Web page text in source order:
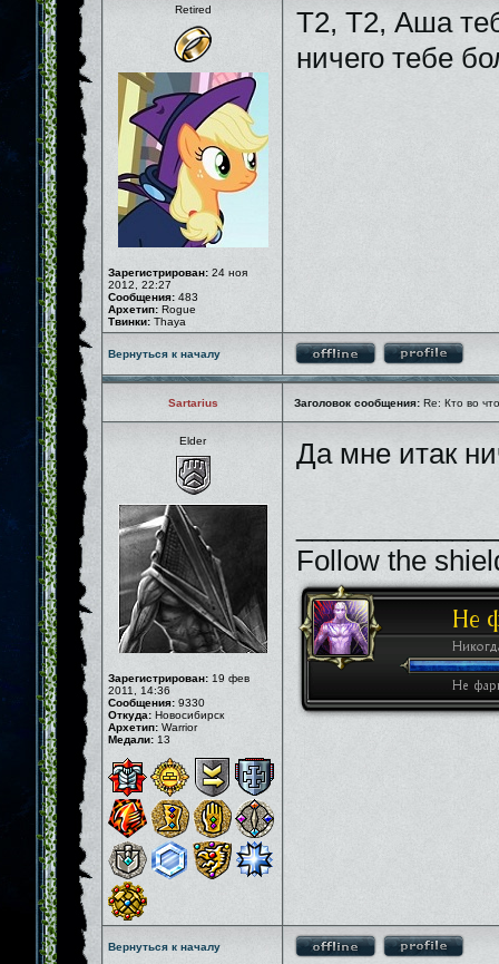
Retired
Зарегистрирован: 24 ноя
2012, 22:27
Сообщения: 483
Архетип: Rogue
Твинки: Thaya
T2, T2, Аша
ничего тебе
Вернуться к началу
Sartarius Заголовок сообщения: Re: Кто во
Elder
Зарегистрирован: 19 фев
2011, 14:36
Сообщения: 9330
Откуда: Новосибирск
Архетип: Warrior
Медали: 13
Да мне итак
Follow the
Вернуться к началу